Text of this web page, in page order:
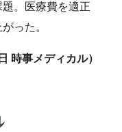
。医療費を適正
った。
時事メディカル）